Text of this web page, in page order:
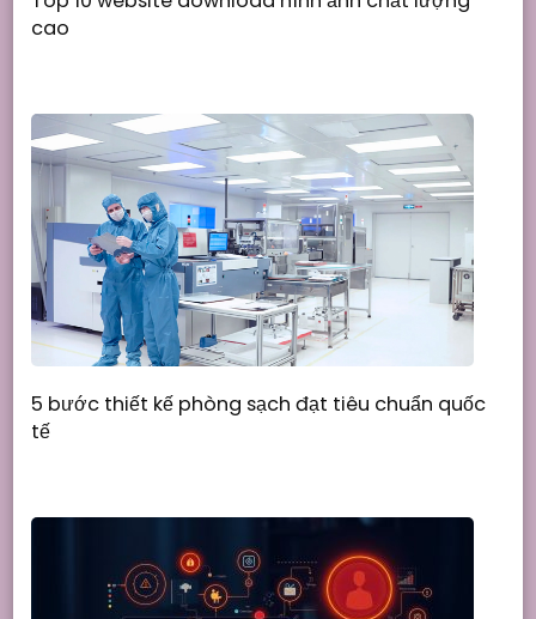
cao
5 bước thiết kế phòng sạch đạt tiêu chuẩn quốc
tế